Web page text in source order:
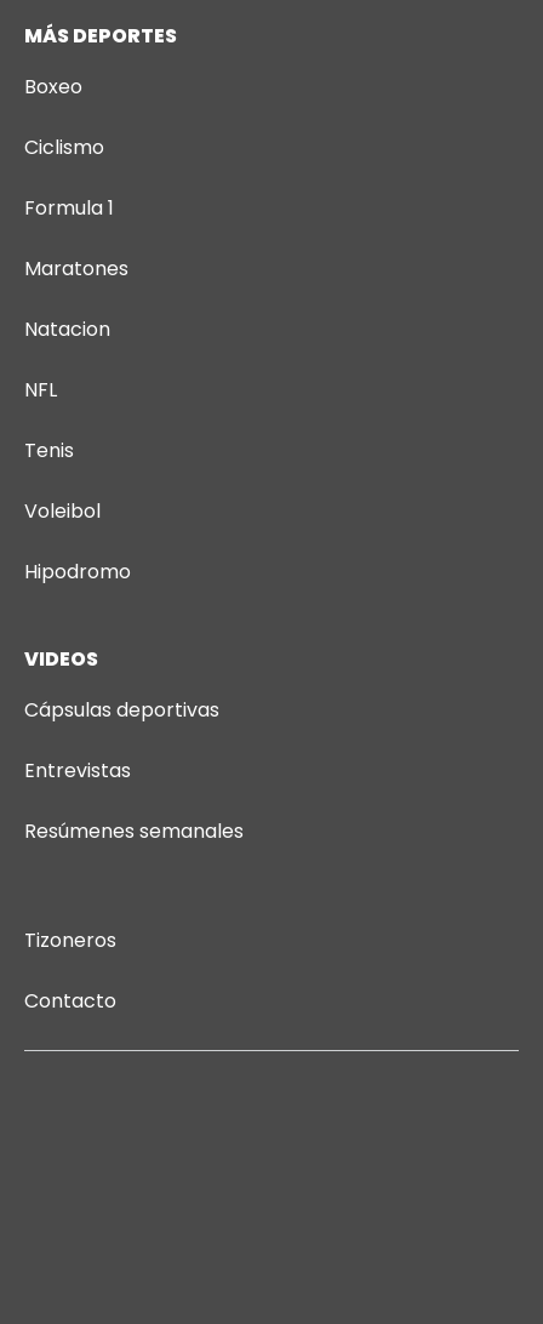
MÁS DEPORTES
Boxeo
Ciclismo
Formula 1
Maratones
Natacion
NFL
Tenis
Voleibol
Hipodromo
VIDEOS
Cápsulas deportivas
Entrevistas
Resúmenes semanales
Tizoneros
Contacto